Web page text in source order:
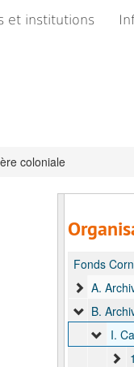
et institutions
coloniale
Fonds
A.
B.
I.